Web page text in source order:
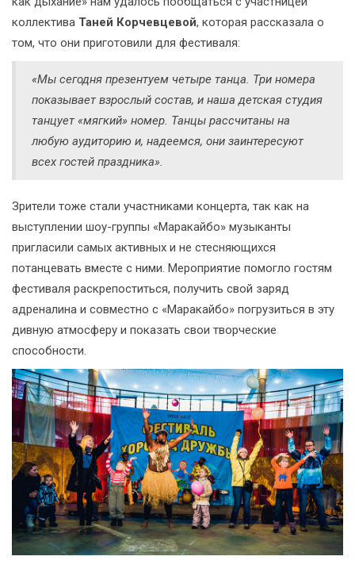
коллектива Таней Корчевцевой, которая рассказала о
том, что они приготовили для фестиваля:
«Мы сегодня презентуем четыре танца. Три номера
показывает взрослый состав, и наша детская студия
танцует «мягкий» номер. Танцы рассчитаны на
любую аудиторию и, надеемся, они заинтересуют
всех гостей праздника».
Зрители тоже стали участниками концерта, так как на
выступлении шоу-группы «Маракайбо» музыканты
пригласили самых активных и не стесняющихся
потанцевать вместе с ними. Мероприятие помогло гостям
фестиваля раскрепоститься, получить свой заряд
адреналина и совместно с «Маракайбо» погрузиться в эту
дивную атмосферу и показать свои творческие
способности.